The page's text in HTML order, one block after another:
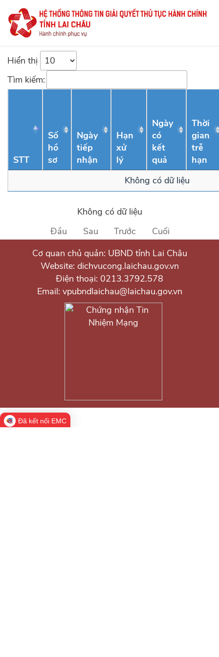
Hiển thị
Tìm kiếm:
STT
Số
hồ
sơ
Ngày
tiếp
nhận
Hạn
xử
lý
Ngày
có
kết
quả
Thời
gian
trễ
hạn
Không có dữ liệu
Không có dữ liệu
Đầu
Sau Trước
Cuối
Cơ quan chủ quản: UBND tỉnh Lai Châu
Website: dichvucong.laichau.gov.vn
Điện thoại: 0213.3792.578
Email: vpubndlaichau@laichau.gov.vn
Đã kết nối EMC